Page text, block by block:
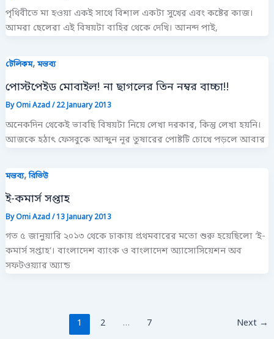
পৃথিবীতে মা হওয়া একই সাথে বিশাল একটা সুখের এবং কষ্টের কাজ।
আমরা ছেলেরা এই বিষয়টা বাহির থেকে দেখি। আনন্দ পাই,
টেলিকম, মন্তব্য
পোস্টপেইড মোবাইল! না ছাগলের তিন নম্বর বাচ্চা!!
ByOmi Azad/22 January 2013
অনেকদিন থেকেই ভাবছি বিষয়টা নিয়ে লেখা দরকার, কিন্তু লেখা হয়নি।
আজকে হঠাৎ ফেসবুকে আব্দুন নূর তুষারের পোষ্টটি চোখে পড়লে আবার
মন্তব্য,রিভিউ
ই-কমার্স সপ্তাহ
ByOmi Azad/13 January 2013
গত ৫ জানুয়ারি ২০১৩ থেকে ঢাকায় প্রথমবারের মতো শুরু হয়েছিলো ‘ই-
কমার্স সপ্তাহ’। বাংলাদেশ ব্যাংক ও বাংলাদেশ অ্যাসোসিয়েশন অব
সফটওয়্যার অ্যান্ড
1 2 … 7 Next →